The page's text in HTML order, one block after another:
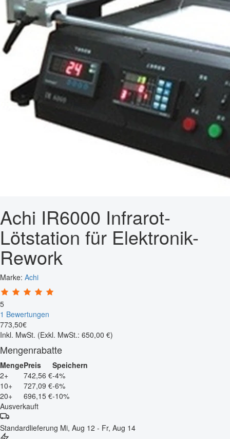
Achi IR6000 Infrarot-
Lötstation für Elektronik-
Rework
Marke: Achi
5
1 Bewertungen
773,50€
Inkl. MwSt. (Exkl. MwSt.: 650,00 €)
Mengenrabatte
MengePreis
Speichern
2+
742,56 €-4%
10+
727,09 €-6%
20+
696,15 €-10%
Ausverkauft
Standardlieferung Mi, Aug 12 - Fr, Aug 14